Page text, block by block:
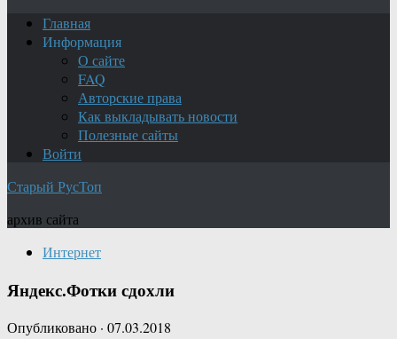
Главная
Информация
О сайте
FAQ
Авторские права
Как выкладывать новости
Полезные сайты
Войти
Старый РусТоп
архив сайта
Интернет
Яндекс.Фотки сдохли
Опубликовано · 07.03.2018